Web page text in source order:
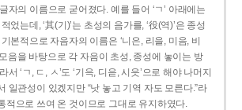
자의 이름으로 굳어졌다. 예를 들어 ‘ㄱ’ 아래에는
었는데, ‘其(기)’는 초성의 음가를, ‘役(역)’은 종성
본적으로 자음자의 이름은 ‘니은, 리을, 미음, 비
모음을 바탕으로 각 자음이 초성, 종성에 놓이는 방
서 ‘ㄱ, ㄷ, ㅅ’도 ‘기윽, 디읃, 시읏’으로 해야 나머지
일관성이 있겠지만 “낫 놓고 기역 자도 모른다.”라
적으로 쓰여 온 것이므로 그대로 유지하였다.